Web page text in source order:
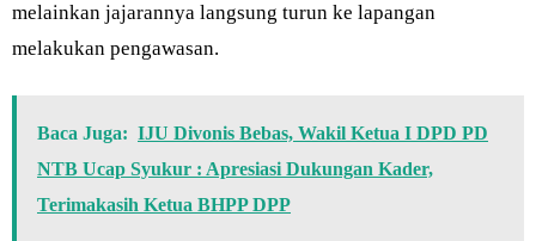
melainkan jajarannya langsung turun ke lapangan
melakukan pengawasan.
Baca Juga: IJU Divonis Bebas, Wakil Ketua I DPD PD
NTB Ucap Syukur : Apresiasi Dukungan Kader,
Terimakasih Ketua BHPP DPP